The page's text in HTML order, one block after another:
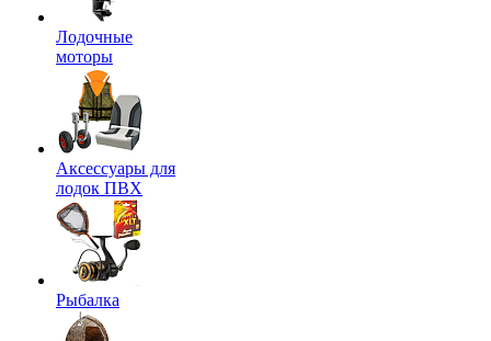
Лодочные
моторы
Аксессуары для
лодок ПВХ
Рыбалка